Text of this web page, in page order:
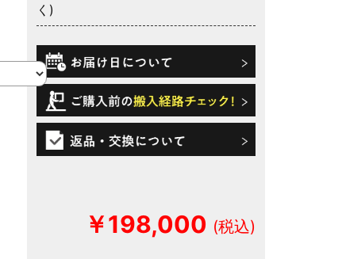
く)
￥198,000